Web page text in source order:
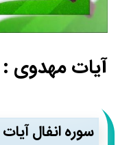
آيات مهدوی : آیات 7و 8
سوره انفال آیات 7و8